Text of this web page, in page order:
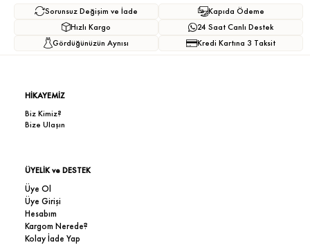
Sorunsuz Değişim ve İade
Hızlı Kargo
Gördüğünüzün Aynısı
Kapıda Ödeme
24 Saat Canlı Destek
Kredi Kartına 3 Taksit
HİKAYEMİZ
Biz Kimiz?
Bize Ulaşın
ÜYELİK ve DESTEK
Üye Ol
Üye Girişi
Hesabım
Kargom Nerede?
Kolay İade Yap